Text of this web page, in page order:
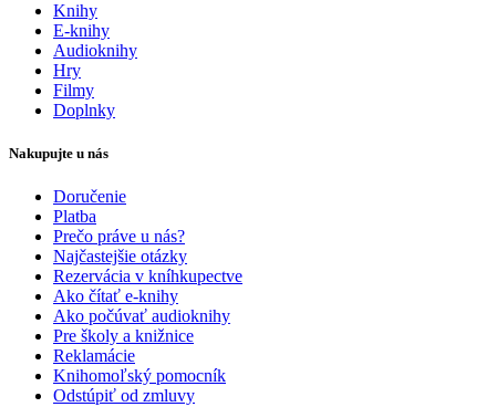
Knihy
E-knihy
Audioknihy
Hry
Filmy
Doplnky
Nakupujte u nás
Doručenie
Platba
Prečo práve u nás?
Najčastejšie otázky
Rezervácia v kníhkupectve
Ako čítať e-knihy
Ako počúvať audioknihy
Pre školy a knižnice
Reklamácie
Knihomoľský pomocník
Odstúpiť od zmluvy